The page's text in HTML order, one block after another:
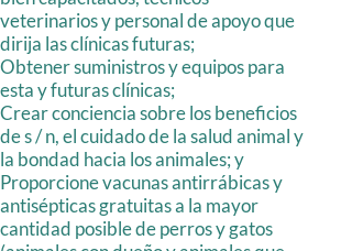
veterinarios y personal de apoyo que
dirija las clínicas futuras;
Obtener suministros y equipos para
esta y futuras clínicas;
Crear conciencia sobre los beneficios
de s / n, el cuidado de la salud animal y
la bondad hacia los animales; y
Proporcione vacunas antirrábicas y
antisépticas gratuitas a la mayor
cantidad posible de perros y gatos